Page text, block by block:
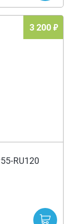
3 200
RU120